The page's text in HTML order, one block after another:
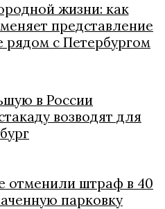
жизни: как
представление
с Петербургом
в России
возводят для
отменили штраф в 40
парковку